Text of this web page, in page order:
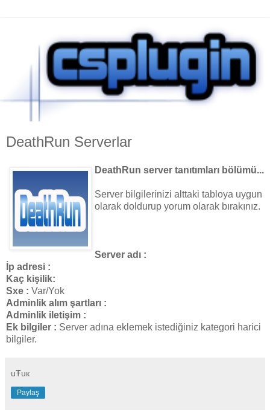
DeathRun Serverlar
DeathRun server tanıtımları bölümü...
Server bilgilerinizi alttaki tabloya uygun
olarak doldurup yorum olarak bırakınız.
Server adı :
İp adresi :
Kaç kişilik:
Sxe : Var/Yok
Adminlik alım şartları :
Adminlik iletişim :
Ek bilgiler : Server adına eklemek istediğiniz kategori harici
bilgiler.
uŦuк
Paylaş